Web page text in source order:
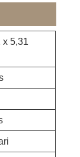
x 5,31